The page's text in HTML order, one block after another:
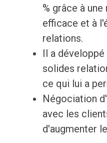
% grâce à
efficace et à
relations.
Il a
solides
ce qui lui a
Négociation
avec les
d'augmenter